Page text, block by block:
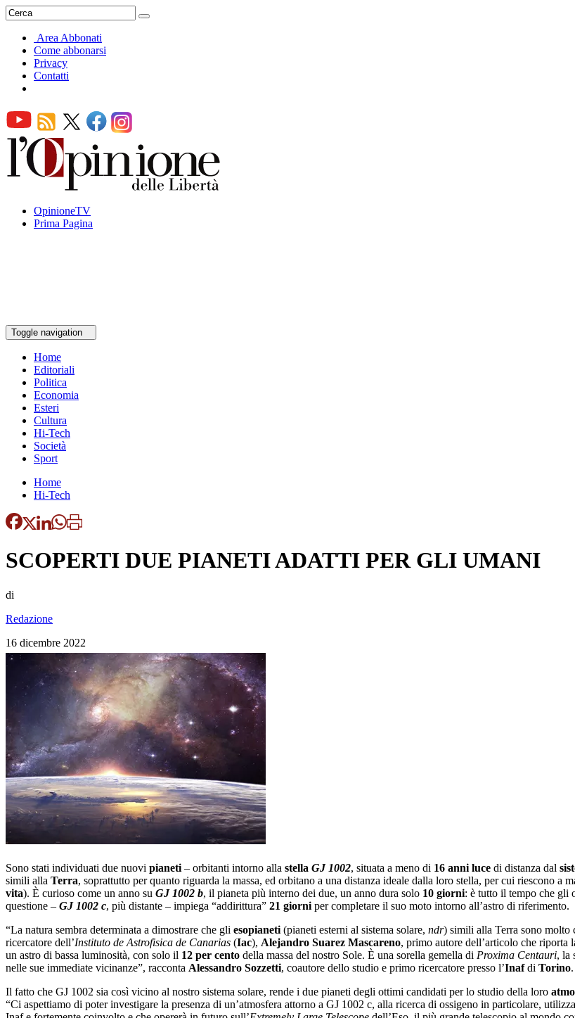
Area Abbonati
Come abbonarsi
Privacy
Contatti
OpinioneTV
Prima Pagina
Toggle navigation
Home
Editoriali
Politica
Economia
Esteri
Cultura
Hi-Tech
Società
Sport
Home
Hi-Tech
SCOPERTI DUE PIANETI ADATTI PER GLI UMANI
di
Redazione
16 dicembre 2022
Sono stati individuati due nuovi pianeti – orbitanti intorno alla stella GJ 1002, situata a meno di 16 anni luce di distanza dal
simili alla Terra, soprattutto per quanto riguarda la massa, ed orbitano a una distanza ideale dalla loro stella, per cui riescono a
vita). È curioso come un anno su GJ 1002 b, il pianeta più interno dei due, un anno dura solo 10 giorni: è tutto il tempo che gli
questione – GJ 1002 c, più distante – impiega “addirittura” 21 giorni per completare il suo moto intorno all’astro di riferimento.
“La natura sembra determinata a dimostrare che gli esopianeti (pianeti esterni al sistema solare, ndr) simili alla Terra sono molto
ricercatore dell’Instituto de Astrofisica de Canarias (Iac), Alejandro Suarez Mascareno, primo autore dell’articolo che riporta
un astro di bassa luminosità, con solo il 12 per cento della massa del nostro Sole. È una sorella gemella di Proxima Centauri, la
nelle sue immediate vicinanze”, racconta Alessandro Sozzetti, coautore dello studio e primo ricercatore presso l’Inafdi Torino.
Il fatto che GJ 1002 sia così vicino al nostro sistema solare, rende i due pianeti degli ottimi candidati per lo studio della loro
“Ci aspettiamo di poter investigare la presenza di un’atmosfera attorno a GJ 1002 c, alla ricerca di ossigeno in particolare,